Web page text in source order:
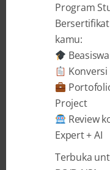
Pengembang
dalam
Apps or
Sejumlah 48
(developer)dari
mengikuti
Program
kamu:
Konversi
Project
Review
Expert + AI
Terbuka